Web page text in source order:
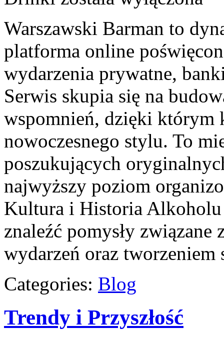
Warszawski Barman to
platforma online
wydarzenia prywatne,
Serwis skupia się na
wspomnień, dzięki którym
nowoczesnego stylu. To
poszukujących
najwyższy poziom
Kultura i Historia
znaleźć pomysły
wydarzeń oraz
Categories: Blog
Trendy i Przyszłość